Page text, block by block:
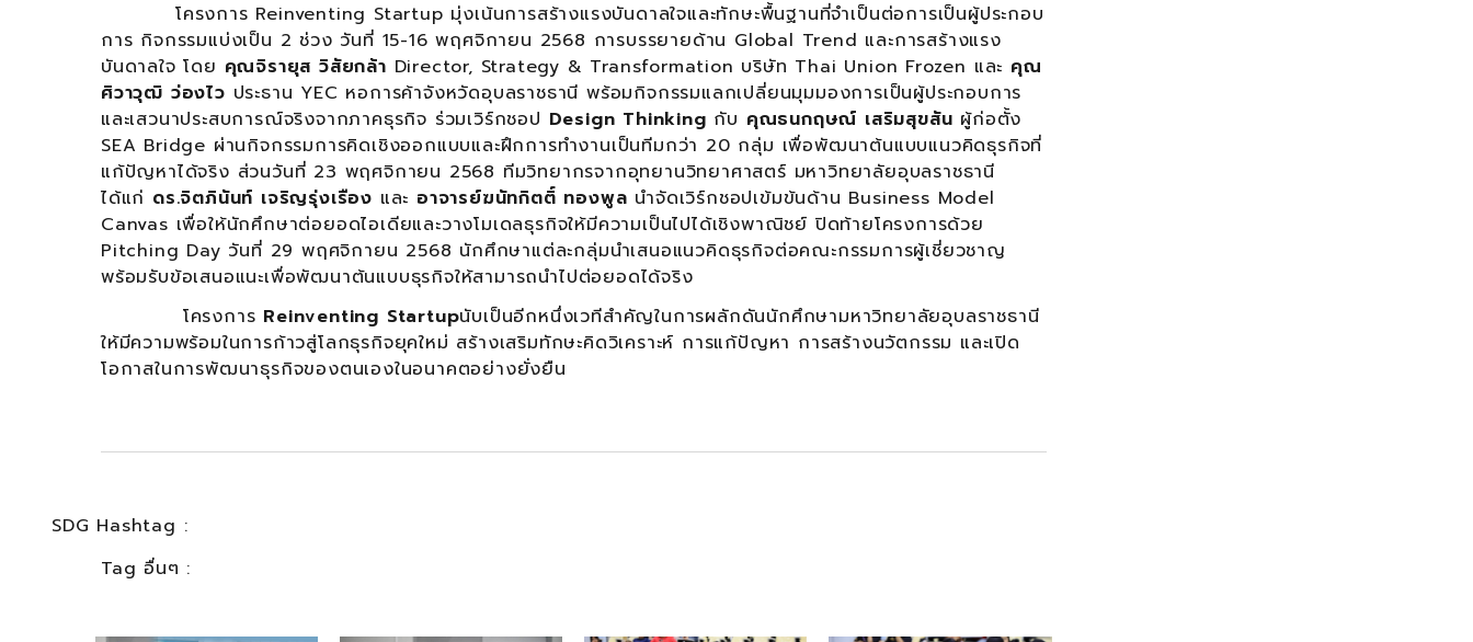
โครงการ Reinventing Startup มุ่งเน้นการสร้างแรงบันดาลใจและทักษะพื้นฐานที่จำเป็นต่อการเป็นผู้ประกอบ
การ กิจกรรมแบ่งเป็น 2 ช่วง วันที่ 15-16 พฤศจิกายน 2568 การบรรยายด้าน Global Trend และการสร้างแรง
บันดาลใจ โดย คุณจิรายุส วิสัยกล้า Director, Strategy & Transformation บริษัท Thai Union Frozen และ คุณ
ศิวาวุฒิ ว่องไว ประธาน YEC หอการค้าจังหวัดอุบลราชธานี พร้อมกิจกรรมแลกเปลี่ยนมุมมองการเป็นผู้ประกอบการ
และเสวนาประสบการณ์จริงจากภาคธุรกิจ ร่วมเวิร์กชอป Design Thinking กับ คุณธนกฤษณ์ เสริมสุขสัน ผู้ก่อตั้ง
SEA Bridge ผ่านกิจกรรมการคิดเชิงออกแบบและฝึกการทำงานเป็นทีมกว่า 20 กลุ่ม เพื่อพัฒนาต้นแบบแนวคิดธุรกิจที่
แก้ปัญหาได้จริง ส่วนวันที่ 23 พฤศจิกายน 2568 ทีมวิทยากรจากอุทยานวิทยาศาสตร์ มหาวิทยาลัยอุบลราชธานี
ได้แก่ ดร.จิตภินันท์ เจริญรุ่งเรือง และ อาจารย์ฆนัทกิตติ์ ทองพูล นำจัดเวิร์กชอปเข้มข้นด้าน Business Model
Canvas เพื่อให้นักศึกษาต่อยอดไอเดียและวางโมเดลธุรกิจให้มีความเป็นไปได้เชิงพาณิชย์ ปิดท้ายโครงการด้วย
Pitching Day วันที่ 29 พฤศจิกายน 2568 นักศึกษาแต่ละกลุ่มนำเสนอแนวคิดธุรกิจต่อคณะกรรมการผู้เชี่ยวชาญ
พร้อมรับข้อเสนอแนะเพื่อพัฒนาต้นแบบธุรกิจให้สามารถนำไปต่อยอดได้จริง
โครงการ Reinventing Startupนับเป็นอีกหนึ่งเวทีสำคัญในการผลักดันนักศึกษามหาวิทยาลัยอุบลราชธานี
ให้มีความพร้อมในการก้าวสู่โลกธุรกิจยุคใหม่ สร้างเสริมทักษะคิดวิเคราะห์ การแก้ปัญหา การสร้างนวัตกรรม และเปิด
โอกาสในการพัฒนาธุรกิจของตนเองในอนาคตอย่างยั่งยืน
SDG Hashtag :
Tag อื่นๆ :